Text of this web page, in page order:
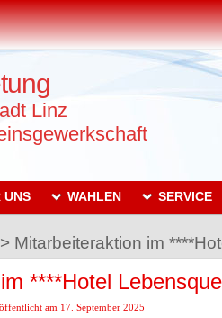
Linz
UNS WAHLEN SERVICE
> Mitarbeiteraktion im
****Hotel
am 17. September 2025